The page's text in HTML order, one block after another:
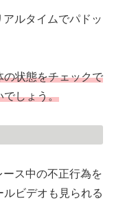
ルタイムでパドッ
の状態をチェックで
でしょう。
ス中の不正行為を
ビデオも見られる